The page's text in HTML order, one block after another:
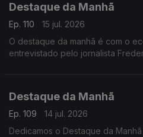
Destaque da Manhã
Ep. 110
15 jul. 2026
O destaque da manhã é com o
entrevistado pelo jornalista
Destaque da Manhã
Ep. 109
14 jul. 2026
Dedicamos o Destaque da